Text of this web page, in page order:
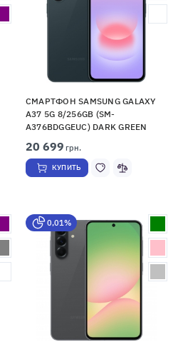
СМАРТФОН SAMSUNG GALAXY
A37 5G 8/256GB (SM-
A376BDGGEUC) DARK GREEN
20 699 грн.
КУПИТЬ
0,01%